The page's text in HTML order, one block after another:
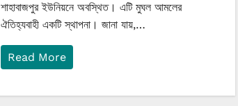
শাহাবাজপুর ইউনিয়নে অবস্থিত। এটি মুঘল আমলের
ঐতিহ্যবাহী একটি স্থাপনা। জানা যায়,…
Read More